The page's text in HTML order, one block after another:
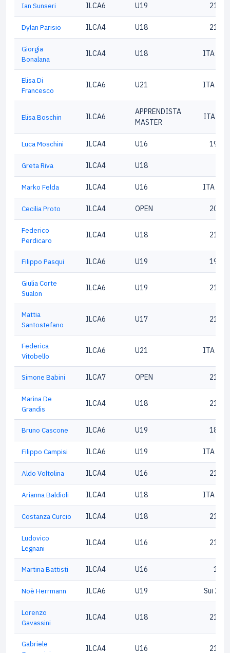
Ian Sunseri ILCA6 U19
Dylan Parisio ILCA4 U18
Giorgia
Bonalana
ILCA4 U18 ITA
Elisa Di
Francesco
ILCA6 U21 ITA
Elisa Boschin ILCA6
APPRENDISTA
MASTER
Luca Moschini ILCA4 U16
Greta Riva ILCA4 U18
Marko Felda ILCA4 U16 ITA
Cecilia Proto ILCA4 OPEN
Federico
Perdicaro
ILCA4 U18
Filippo Pasqui ILCA6 U19
Giulia Corte
Sualon
ILCA6 U19
Mattia
Santostefano
ILCA6 U17
Federica
Vitobello
ILCA6 U21 ITA
Simone Babini ILCA7 OPEN
Marina De
Grandis
ILCA4 U18
Bruno Cascone ILCA6 U19
Filippo Campisi ILCA6 U19 ITA
Aldo Voltolina ILCA4 U16
Arianna Baldioli ILCA4 U18 ITA
Costanza Curcio ILCA4 U18
Ludovico
Legnani
ILCA4 U16
Martina Battisti ILCA4 U16 1917
Noè Herrmann ILCA6 U19 Sui
Lorenzo
Gavassini
ILCA4 U18
Gabriele
ILCA4 U16